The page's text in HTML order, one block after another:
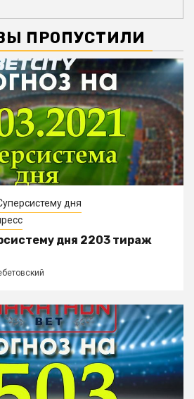
ПРОПУСТИЛИ
дня
дня 2203 тираж